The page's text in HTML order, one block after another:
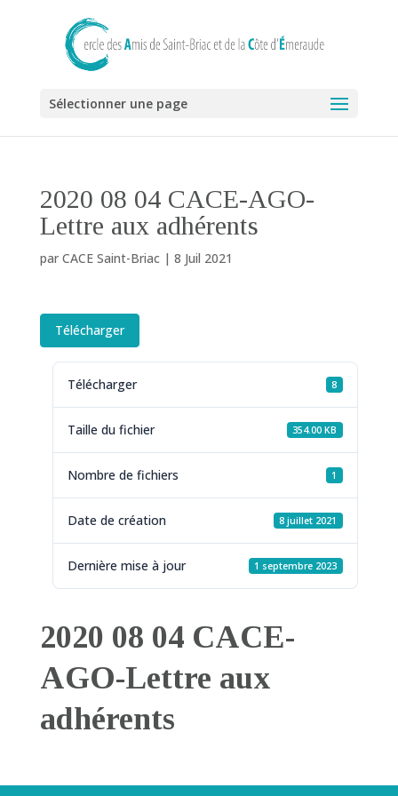
Sélectionner une page
2020 08 04 CACE-AGO-
Lettre aux adhérents
par CACE Saint-Briac| 8 Juil 2021
Télécharger
Télécharger 8
Taille du fichier 354.00 KB
Nombre de fichiers 1
Date de création 8 juillet 2021
Dernière mise à jour 1 septembre 2023
2020 08 04 CACE-
AGO-Lettre aux
adhérents